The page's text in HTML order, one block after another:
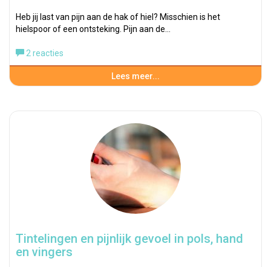
Heb jij last van pijn aan de hak of hiel? Misschien is het
hielspoor of een ontsteking. Pijn aan de…
2 reacties
Lees meer...
Tintelingen en pijnlijk gevoel in pols, hand
en vingers